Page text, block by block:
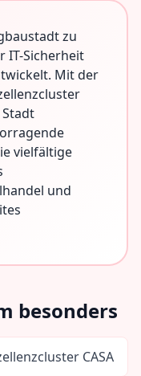
zu
IT-Sicherheit
Mit der
vielfältige
und
besonders
CASA